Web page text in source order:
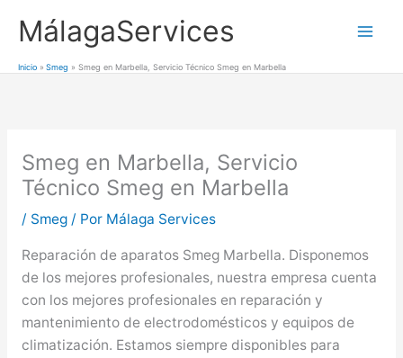
MálagaServices
Inicio Smeg Smeg en Marbella, Servicio Técnico Smeg en Marbella
Smeg en Marbella, Servicio
Técnico Smeg en Marbella
/ Smeg/ Por Málaga Services
Reparación de aparatos Smeg Marbella. Disponemos
de los mejores profesionales, nuestra empresa cuenta
con los mejores profesionales en reparación y
mantenimiento de electrodomésticos y equipos de
climatización. Estamos siempre disponibles para